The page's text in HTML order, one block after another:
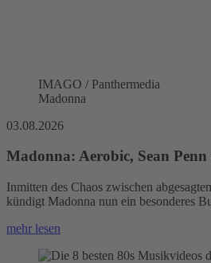
IMAGO / Panthermedia
Madonna
03.08.2026
Madonna: Aerobic, Sean
Inmitten des Chaos zwischen
kündigt Madonna nun ein besonderes
mehr lesen